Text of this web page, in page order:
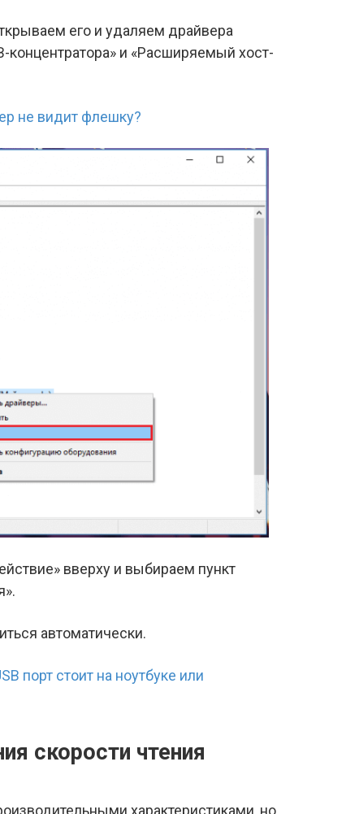
его и удаляем драйвера
и «Расширяемый хост-
не видит флешку?
вверху и выбираем пункт
автоматически.
порт стоит на ноутбуке или
скорости чтения
характеристиками, но